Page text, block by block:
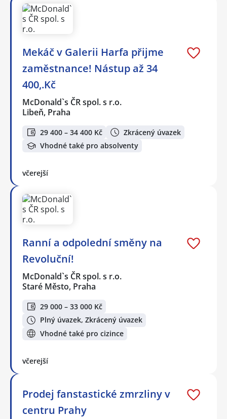
Mekáč v Galerii Harfa přijme
zaměstnance! Nástup až 34
400,.Kč
McDonald`s ČR spol. s r.o.
Libeň, Praha
29 400 – 34 400 Kč
Zkrácený úvazek
Vhodné také pro absolventy
včerejší
Ranní a odpolední směny na
Revoluční!
McDonald`s ČR spol. s r.o.
Staré Město, Praha
29 000 – 33 000 Kč
Plný úvazek, Zkrácený úvazek
Vhodné také pro cizince
včerejší
Prodej fanstastické zmrzliny v
centru Prahy